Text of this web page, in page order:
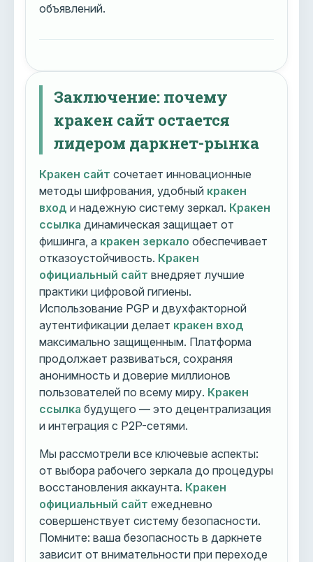
объявлений.
Заключение: почему
кракен сайт остается
лидером даркнет-рынка
Кракен сайт сочетает инновационные
методы шифрования, удобный кракен
вход и надежную систему зеркал. Кракен
ссылка динамическая защищает от
фишинга, а кракен зеркало обеспечивает
отказоустойчивость. Кракен
официальный сайт внедряет лучшие
практики цифровой гигиены.
Использование PGP и двухфакторной
аутентификации делает кракен вход
максимально защищенным. Платформа
продолжает развиваться, сохраняя
анонимность и доверие миллионов
пользователей по всему миру. Кракен
ссылка будущего — это децентрализация
и интеграция с P2P-сетями.
Мы рассмотрели все ключевые аспекты:
от выбора рабочего зеркала до процедуры
восстановления аккаунта. Кракен
официальный сайт ежедневно
совершенствует систему безопасности.
Помните: ваша безопасность в даркнете
зависит от внимательности при переходе